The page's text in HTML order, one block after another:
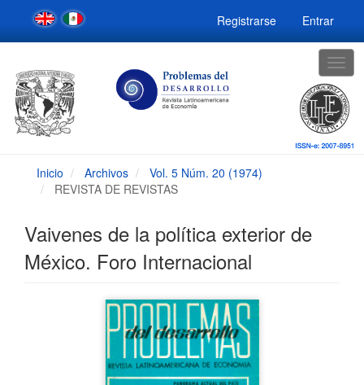
Navegación
principal
Contenido
Barra
lateral
Registrarse Entrar
Inicio Archivos
Vol. 5 Núm. 20 (1974)
REVISTA DE REVISTAS
Vaivenes de la política exterior de
México. Foro Internacional